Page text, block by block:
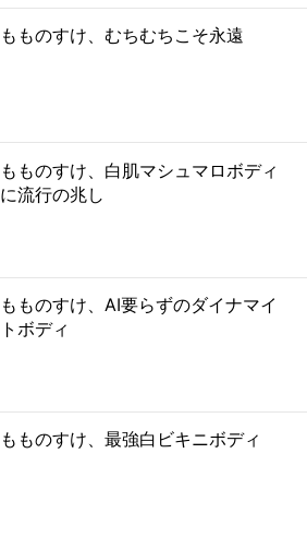
もものすけ、むちむちこそ永遠
もものすけ、白肌マシュマロボディ
に流行の兆し
もものすけ、AI要らずのダイナマイ
トボディ
もものすけ、最強白ビキニボディ